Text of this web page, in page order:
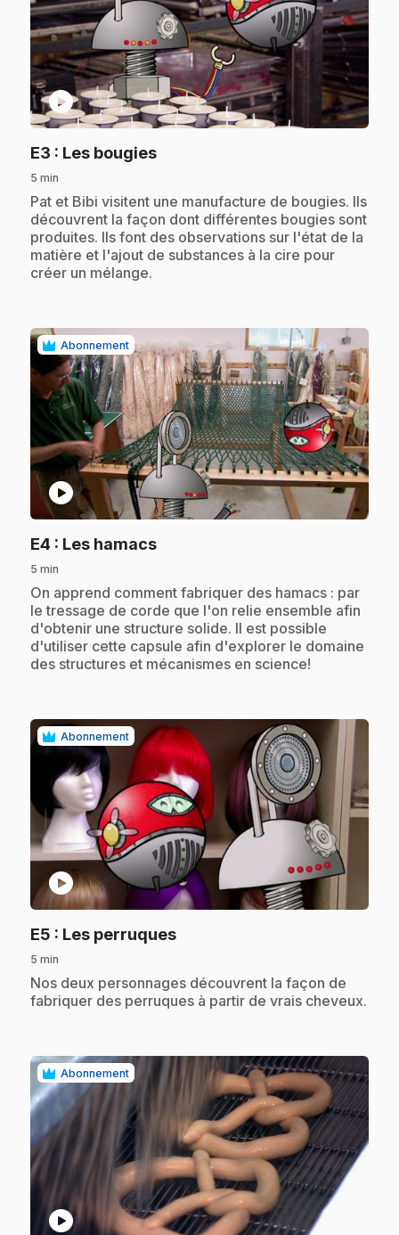
play_circle
E3 : Les bougies.
5 min
.Pat et Bibi visitent une manufacture de bougies. Ils
découvrent la façon dont différentes bougies sont
produites. Ils font des observations sur l'état de la
matière et l'ajout de substances à la cire pour
créer un mélange.
Abonnement
play_circle
E4 : Les hamacs.
5 min
.On apprend comment fabriquer des hamacs : par
le tressage de corde que l'on relie ensemble afin
d'obtenir une structure solide. Il est possible
d'utiliser cette capsule afin d'explorer le domaine
des structures et mécanismes en science!
Abonnement
play_circle
E5 : Les perruques.
5 min
.Nos deux personnages découvrent la façon de
fabriquer des perruques à partir de vrais cheveux.
Abonnement
play_circle